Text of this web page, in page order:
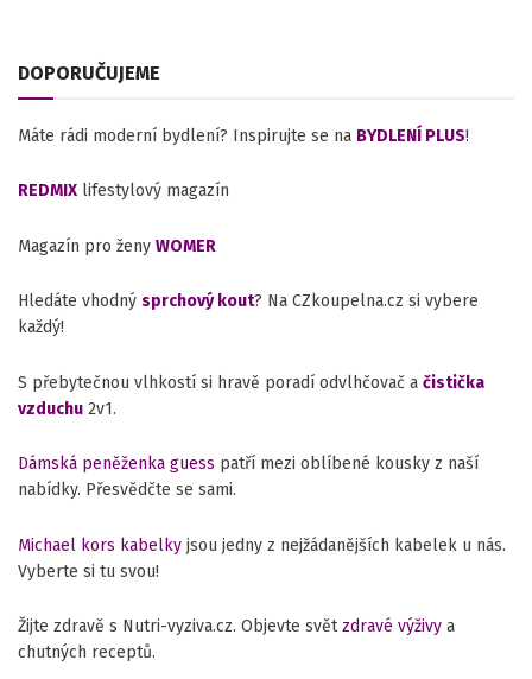
DOPORUČUJEME
Máte rádi moderní bydlení? Inspirujte se na BYDLENÍ PLUS!
REDMIX lifestylový magazín
Magazín pro ženy WOMER
Hledáte vhodný sprchový kout? Na CZkoupelna.cz si vybere
každý!
S přebytečnou vlhkostí si hravě poradí odvlhčovač a čistička
vzduchu 2v1.
Dámská peněženka guess patří mezi oblíbené kousky z naší
nabídky. Přesvědčte se sami.
Michael kors kabelky jsou jedny z nejžádanějších kabelek u nás.
Vyberte si tu svou!
Žijte zdravě s Nutri-vyziva.cz. Objevte světzdravé výživy a
chutných receptů.